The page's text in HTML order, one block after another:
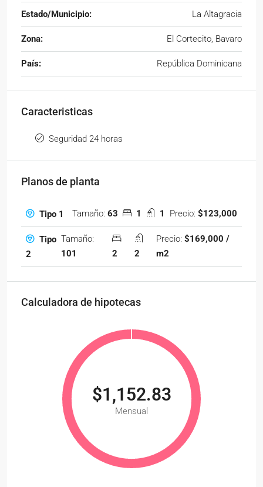
Estado/Municipio: La Altagracia
Zona: El Cortecito, Bavaro
País: República Dominicana
Caracteristicas
Seguridad 24 horas
Planos de planta
Tipo 1 Tamaño: 63 1 1 Precio: $123,000
Tipo
2
Tamaño:
101
2 2
Precio: $169,000 /
m2
Calculadora de hipotecas
$1,152.83
Mensual